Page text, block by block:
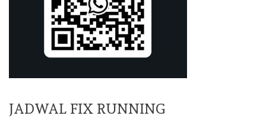
JADWAL FIX RUNNING